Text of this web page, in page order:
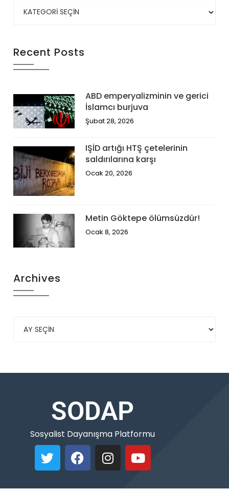
Recent Posts
ABD emperyalizminin ve gerici
İslamcı burjuva
Şubat 28, 2026
IŞİD artığı HTŞ çetelerinin
saldırılarına karşı
Ocak 20, 2026
Metin Göktepe ölümsüzdür!
Ocak 8, 2026
Archives
SODAP
Sosyalist Dayanışma Platformu